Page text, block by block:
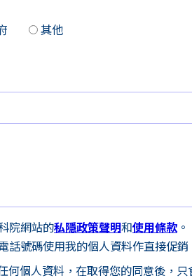
其他
院網站的私隱政策聲明和使用條款 。
話號碼使用我的個人資料作直接促銷
何個人資料，在取得您的同意後，